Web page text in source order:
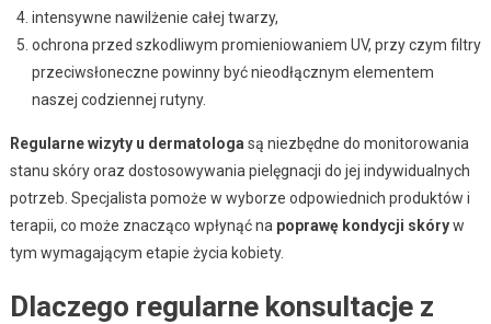
intensywne nawilżenie całej twarzy,
ochrona przed szkodliwym promieniowaniem UV, przy czym filtry
przeciwsłoneczne powinny być nieodłącznym elementem
naszej codziennej rutyny.
Regularne wizyty u dermatologa są niezbędne do monitorowania
stanu skóry oraz dostosowywania pielęgnacji do jej indywidualnych
potrzeb. Specjalista pomoże w wyborze odpowiednich produktów i
terapii, co może znacząco wpłynąć na poprawę kondycji skóryw
tym wymagającym etapie życia kobiety.
Dlaczego regularne konsultacje z